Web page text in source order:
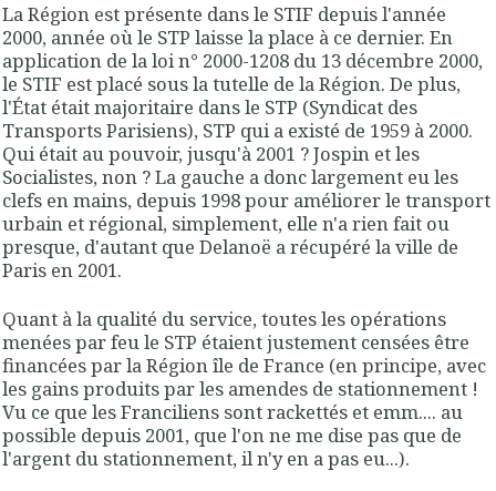
La Région est présente dans le STIF depuis l'année
2000, année où le STP laisse la place à ce dernier. En
application de la loi n° 2000-1208 du 13 décembre 2000,
le STIF est placé sous la tutelle de la Région. De plus,
l'État était majoritaire dans le STP (Syndicat des
Transports Parisiens), STP qui a existé de 1959 à 2000.
Qui était au pouvoir, jusqu'à 2001 ? Jospin et les
Socialistes, non ? La gauche a donc largement eu les
clefs en mains, depuis 1998 pour améliorer le transport
urbain et régional, simplement, elle n'a rien fait ou
presque, d'autant que Delanoë a récupéré la ville de
Paris en 2001.
Quant à la qualité du service, toutes les opérations
menées par feu le STP étaient justement censées être
financées par la Région île de France (en principe, avec
les gains produits par les amendes de stationnement !
Vu ce que les Franciliens sont rackettés et emm.... au
possible depuis 2001, que l'on ne me dise pas que de
l'argent du stationnement, il n'y en a pas eu...).